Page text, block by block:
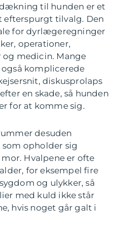
til hunden er et
tilvalg. Den
for dyrlægeregninger
operationer,
medicin. Mange
komplicerede
diskusprolaps
en skade, så hunden
for at komme sig.
desuden
opholder sig
Hvalpene er ofte
for eksempel fire
og ulykker, så
med kuld ikke står
hvis noget går galt i